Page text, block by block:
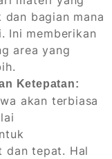
dan bagian mana
Ini memberikan
area yang
Ketepatan:
akan terbiasa
dan tepat. Hal